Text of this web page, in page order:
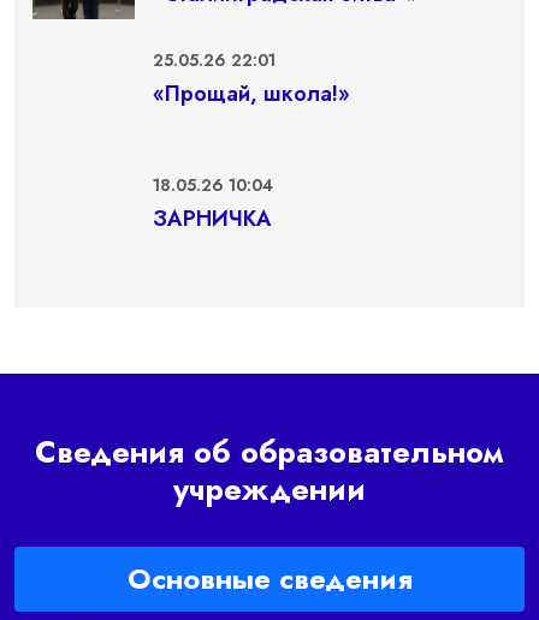
25.05.26 22:01
«Прощай, школа!»
18.05.26 10:04
ЗАРНИЧКА
Сведения об образовательном
учреждении
Основные сведения